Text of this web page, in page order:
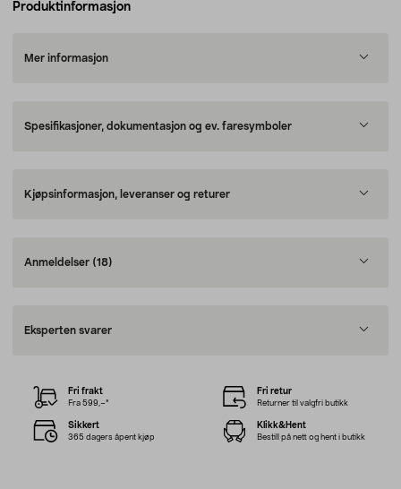
Produktinformasjon
Mer informasjon
Spesifikasjoner, dokumentasjon og ev. faresymboler
Kjøpsinformasjon, leveranser og returer
Anmeldelser (18)
Eksperten svarer
Fri frakt
Fra 599,–*
Fri retur
Returner til valgfri butikk
Sikkert
365 dagers åpent kjøp
Klikk&Hent
Bestill på nett og hent i butikk